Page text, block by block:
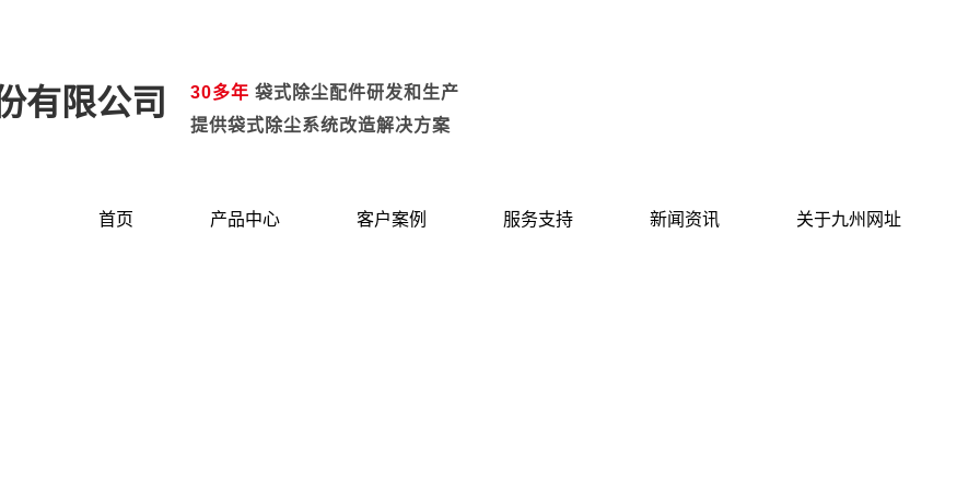
30多年 袋式除尘配件研发和生产
提供袋式除尘系统改造解决方案
首页 产品中心 客户案例 服务支持 新闻资讯 关于九州网址